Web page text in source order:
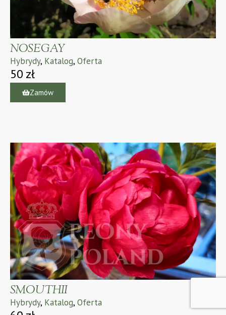
NOSEGAY
Hybrydy, Katalog, Oferta
50 zł
Zamów
SMOUTHII
Hybrydy, Katalog, Oferta